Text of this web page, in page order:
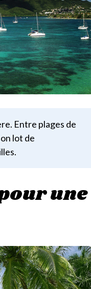
Entre plages de
lot de
une